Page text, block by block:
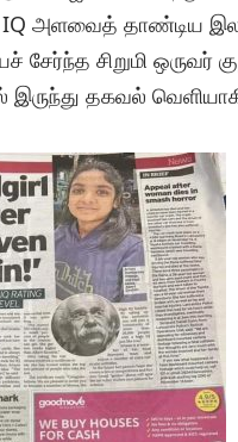
IQ அளவைத் தாண்டிய
சேர்ந்த சிறுமி ஒருவர்
இருந்து தகவல்